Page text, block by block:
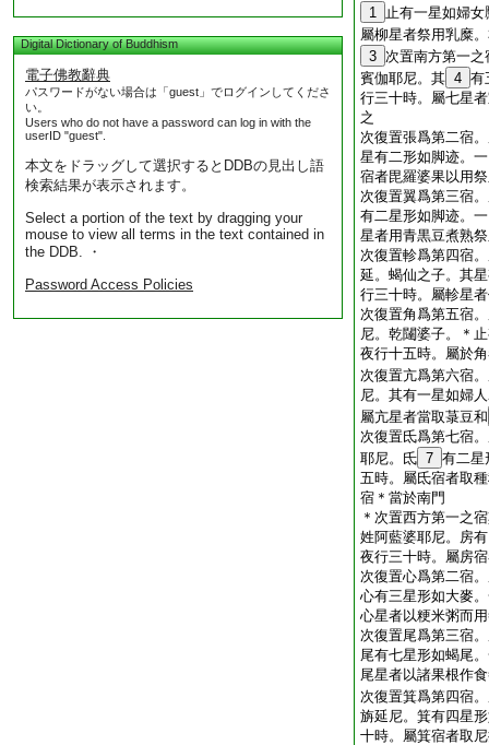
Digital Dictionary of Buddhism
電子佛教辭典
パスワードがない場合は「guest」でログインしてくださ
い。
Users who do not have a password can log in with the
userID "guest".
本文をドラッグして選択するとDDBの見出し語
検索結果が表示されます。
Select a portion of the text by dragging your
mouse to view all terms in the text contained in
the DDB. ・
Password Access Policies
1 止有一星如婦
屬柳星者祭用乳糜
3 次置南方第一
賓伽耶尼。其 4 有
行三十時。屬七星
之
次復置張爲第二宿
星有二形如脚迹。
宿者毘羅婆果以用
次復置翼爲第三宿
有二星形如脚迹。
星者用青黒豆煮熟
次復置軫爲第四宿
延。蝎仙之子。其
行三十時。屬軫星
次復置角爲第五宿
尼。乾闥婆子。＊
夜行十五時。屬於
次復置亢爲第六宿
尼。其有一星如婦
屬亢星者當取菉豆和
次復置氐爲第七宿
耶尼。氐 7 有二星
五時。屬氐宿者取
宿＊當於南門
＊次置西方第一之
姓阿藍婆耶尼。房
夜行三十時。屬房
次復置心爲第二宿
心有三星形如大麥
心星者以粳米粥而
次復置尾爲第三宿
尾有七星形如蝎尾
尾星者以諸果根作
次復置箕爲第四宿
旃延尼。箕有四星
十時。屬箕宿者取